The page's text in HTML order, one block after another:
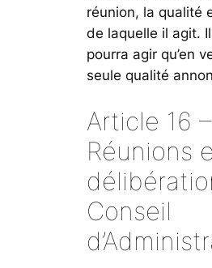
réunion, la qualité
de laquelle il agit.
pourra agir qu’en
seule qualité
Article 16 –
Réunions
Conseil